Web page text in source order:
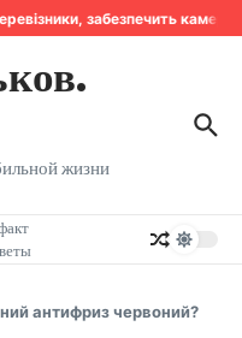
забезпечить
жизни
антифриз червоний?